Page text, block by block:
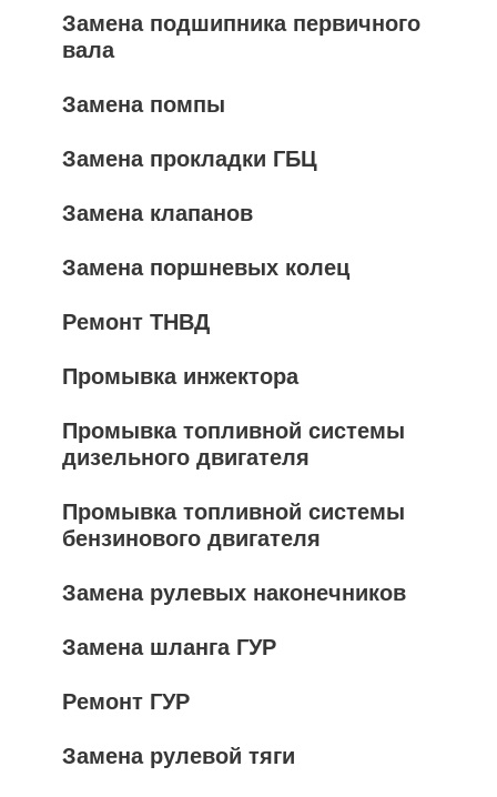
Замена подшипника первичного
вала
Замена помпы
Замена прокладки ГБЦ
Замена клапанов
Замена поршневых колец
Ремонт ТНВД
Промывка инжектора
Промывка топливной системы
дизельного двигателя
Промывка топливной системы
бензинового двигателя
Замена рулевых наконечников
Замена шланга ГУР
Ремонт ГУР
Замена рулевой тяги